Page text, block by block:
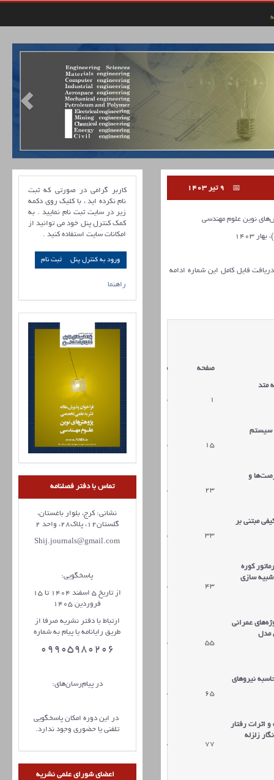
نوین علوم مهندسی
فایل کامل این شماره ادامه
صفحه مقالات
متد
1
دریافت مقاله
سیستم
15
دریافت مقاله
و
23
دریافت مقاله
مبتنی بر
33
دریافت مقاله
کوره
شبیه سازی
43
دریافت مقاله
عمراني
مدل
55
دریافت مقاله
نیرو‌های
65
دریافت مقاله
اثرات رفتار
زلزله
77
دریافت مقاله
کاربر گرامی در صورتی که ثبت
نام نکرده اید ، با کلیک روی دکمه
زیر در سایت ثبت نام نمایید . به
کمک کنترل پنل خود می توانید از
امکانات سایت استفاده کنید .
ورود به کنترل پنل
راهنما
تماس با دفتر فصلنامه
نشانی: کرج، بلوار باغستان،
گلستان12، پلاک28، واحد 2
Shij.journals@gmail.com
پاسخگویی:
از تاریخ 5 اسفند 1404 تا 15
فروردین 1405
ارتباط با دفتر نشریه صرفا از
طریق رایانامه یا پیام به شماره
09905980206
در پیام‌رسان‌های:
در این دوره امکان پاسخگویی
تلفنی یا حضوری وجود ندارد.
اعضای شورای علمی نشریه